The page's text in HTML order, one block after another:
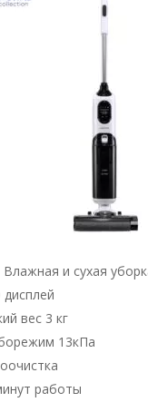
Влажная и сухая
дисплей
вес 3 кг
13кПа
работы